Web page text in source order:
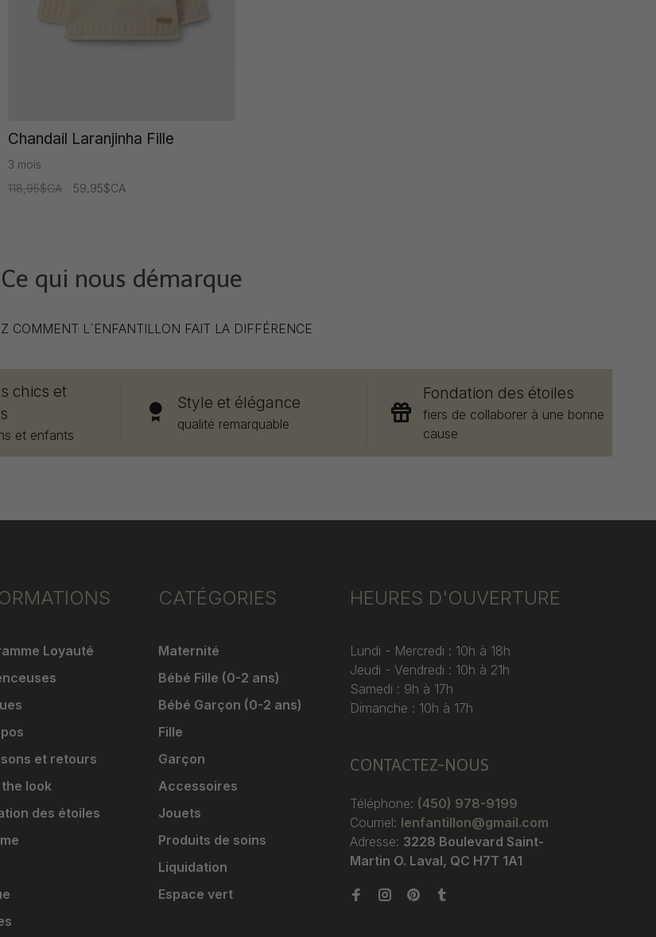
Chandail Laranjinha Fille
3 mois
118,95$CA
59,95$CA
Ce qui nous démarque
COMMENT L`ENFANTILLON FAIT LA DIFFÉRENCE
chics et
et enfants
Style et élégance
qualité remarquable
Fondation des étoiles
fiers de collaborer à une bonne
cause
Loyauté
et retours
look
des étoiles
CATÉGORIES
Maternité
Bébé Fille (0-2 ans)
Bébé Garçon (0-2 ans)
Fille
Garçon
Accessoires
Jouets
Produits de soins
Liquidation
Espace vert
HEURES D'OUVERTURE
Lundi - Mercredi : 10h à 18h
Jeudi - Vendredi : 10h à 21h
Samedi : 9h à 17h
Dimanche : 10h à 17h
CONTACTEZ-NOUS
Téléphone: (450) 978-9199
Courriel: lenfantillon@gmail.com
Adresse: 3228 Boulevard Saint-
Martin O. Laval, QC H7T 1A1